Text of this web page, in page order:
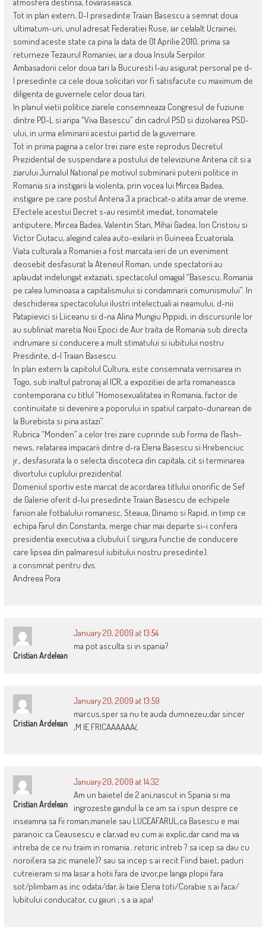
Tot in plan extern, D-l presedinte Traian Basescu a semnat doua
ultimatum-uri, unul adresat Federatiei Ruse, iar celalalt Ucrainei,
somind aceste state ca pina la data de 01 Aprilie 2010, prima sa
returneze Tezaurul Romaniei, iar a doua Insula Serpilor.
Ambasadorii celor doua tari la Bucuresti l-au asigurat personal pe d-
l presedinte ca cele doua solicitari vor fi satisfacute cu maximum de
diligenta de guvernele celor doua tari.
In planul vietii politice ziarele consemneaza Congresul de fuziune
dintre PD-L si aripa “Viva Basescu” din cadrul PSD si dizolvarea PSD-
ului, in urma eliminarii acestui partid de la guvernare.
Tot in prima pagina a celor trei ziare este reprodus Decretul
Prezidential de suspendare a postului de televiziune Antena cit si a
ziarului Jurnalul National pe motivul subminarii puterii politice in
Romania si a instigarii la violenta, prin vocea lui Mircea Badea,
instigare pe care postul Antena 3 a practicat-o atita amar de vreme.
Efectele acestui Decret s-au resimtit imediat, tonomatele
antiputere, Mircea Badea, Valentin Stan, Mihai Gadea, Ion Cristoiu si
Victor Ciutacu, alegind calea auto-exilarii in Guineea Ecuatoriala.
Viata culturala a Romaniei a fost marcata ieri de un eveniment
deosebit desfasurat la Ateneul Roman, unde spectatorii au
aplaudat indelungat extaziati, spectacolul omagial “Basescu, Romania
pe calea luminoasa a capitalismului si condamnarii comunismului”. In
deschiderea spectacolului ilustri intelectuali ai neamului, d-nii
Patapievici si Liiceanu si d-na Alina Mungiu Pippidi, in discursurile lor
au subliniat maretia Noii Epoci de Aur traita de Romania sub directa
indrumare si conducere a mult stimatului si iubitului nostru
Presdinte, d-l Traian Basescu.
In plan extern la capitolul Cultura, este consemnata vernisarea in
Togo, sub inaltul patronaj al ICR, a expozitiei de arta romaneasca
contemporana cu titlul “Homosexualitatea in Romania, factor de
continuitate si devenire a poporului in spatiul carpato-dunarean de
la Burebista si pina astazi”.
Rubrica “Monden” a celor trei ziare cuprinde sub forma de flash-
news, relatarea impacarii dintre d-ra Elena Basescu si Hrebenciuc
jr., desfasurata la o selecta discoteca din capitala, cit si terminarea
divortului cuplului prezidential.
Domeniul sportiv este marcat de acordarea titlului onorific de Sef
de Galerie oferit d-lui presedinte Traian Basescu de echipele
fanion ale fotbalului romanesc, Steaua, Dinamo si Rapid, in timp ce
echipa Farul din Constanta, merge chiar mai departe si-i confera
presidentia executiva a clubului ( singura functie de conducere
care lipsea din palmaresul iubitului nostru presedinte).
a consmnat pentru dvs.
Andreea Pora
Cristian Ardelean
January 20, 2009 at 13:54
ma pot asculta si in spania?
Cristian Ardelean
January 20, 2009 at 13:59
marcus,sper sa nu te auda dumnezeu;dar sincer
,M IE FRICAAAAAA¿
Cristian Ardelean
January 20, 2009 at 14:32
Am un baietel de 2 ani,nascut in Spania si ma
ingrozeste gandul la ce am sa i spun despre ce
inseamna sa fii roman;manele sau LUCEAFARUL,ca Basescu e mai
paranoic ca Ceausescu e clar,vad eu cum ai explic,dar cand ma va
intreba de ce nu traim in romania…retoric intreb ? sa icep sa dau cu
noroi(era sa zic manele)? sau sa incep s ai recit Fiind baiet, paduri
cutreieram si ma lasar a hotii fara de izvor,pe langa plopii fara
sot/plimbam as inc odata/dar, ài taie Elena toti/Corabie s ai faca/
Iubitului conducator, cu gauri ; s a ia apa!